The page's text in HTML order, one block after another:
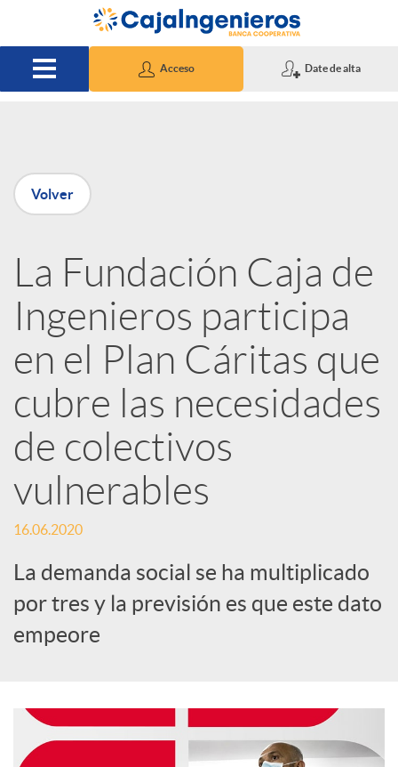
Saltar al contenido principal
Acceso Date de alta
P
u
b
l
i
c
a
d
o
Volver
La Fundación Caja de
Ingenieros participa
en el Plan Cáritas que
cubre las necesidades
de colectivos
vulnerables
16.06.2020
La demanda social se ha multiplicado
por tres y la previsión es que este dato
empeore